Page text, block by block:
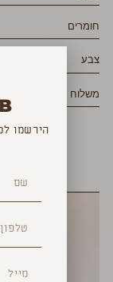
חומרים
צבע
משלוח
הירשמו